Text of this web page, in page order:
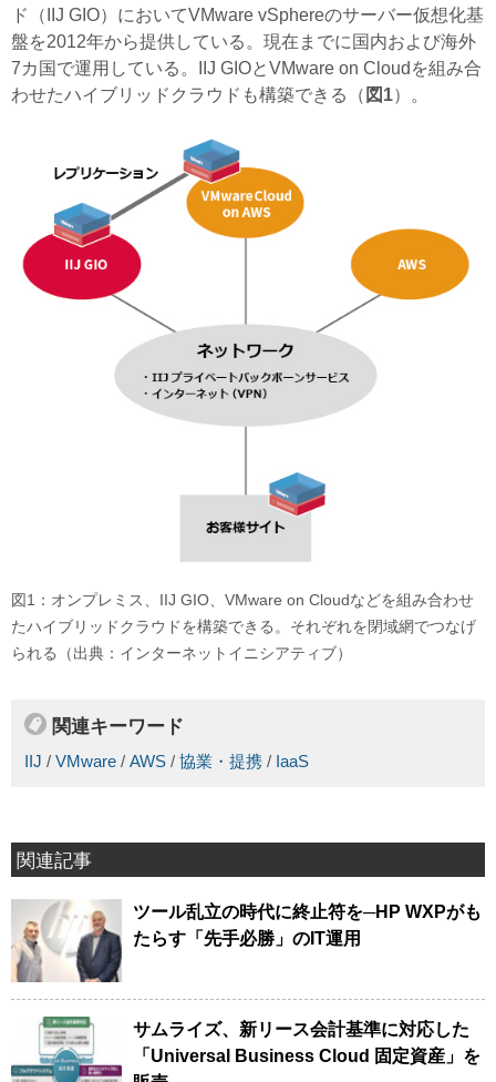
ド（IIJ GIO）においてVMware vSphereのサーバー仮想化基
盤を2012年から提供している。現在までに国内および海外
7カ国で運用している。IIJ GIOとVMware on Cloudを組み合
わせたハイブリッドクラウドも構築できる（ 図1）。
図1：オンプレミス、IIJ GIO、VMware on Cloudなどを組み合わせ
たハイブリッドクラウドを構築できる。それぞれを閉域網でつなげ
られる（出典：インターネットイニシアティブ）
関連キーワード
IIJ / VMware / AWS / 協業・提携 / IaaS
関連記事
ツール乱立の時代に終止符を─HP WXPがも
たらす「先手必勝」のIT運用
サムライズ、新リース会計基準に対応した
「Universal Business Cloud 固定資産」を